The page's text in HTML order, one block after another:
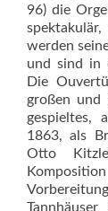
96) die
werden
und sind in
Die
großen und
gespieltes,
1863, als
Otto